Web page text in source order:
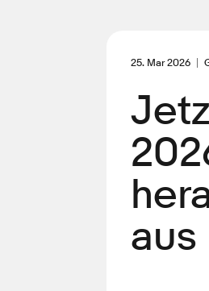
25. Mar 2026
aus